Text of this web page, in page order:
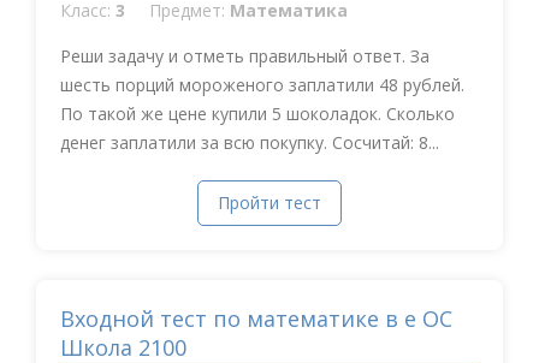
Класс: 3 Предмет: Математика
Реши задачу и отметь правильный ответ. За
шесть порций мороженого заплатили 48 рублей.
По такой же цене купили 5 шоколадок. Сколько
денег заплатили за всю покупку. Сосчитай: 8...
Пройти тест
Входной тест по математике в е ОС
Школа 2100